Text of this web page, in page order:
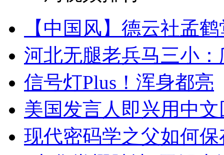
【中国风】德云社孟
河北无腿老兵马三小
信号灯Plus！浑身都亮
美国发言人即兴用中
现代密码学之父如何